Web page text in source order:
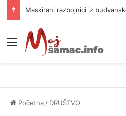
Meni
Početna / DRUŠTVO